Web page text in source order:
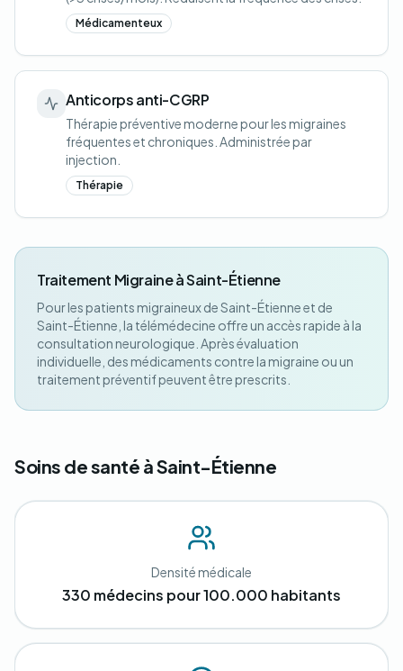
Médicamenteux
Anticorps anti-CGRP
Thérapie préventive moderne pour les migraines
fréquentes et chroniques. Administrée par
injection.
Thérapie
Traitement Migraine à Saint-Étienne
Pour les patients migraineux de Saint-Étienne et de
Saint-Étienne, la télémédecine offre un accès rapide à la
consultation neurologique. Après évaluation
individuelle, des médicaments contre la migraine ou un
traitement préventif peuvent être prescrits.
Soins de santé à Saint-Étienne
Densité médicale
330 médecins pour 100.000 habitants